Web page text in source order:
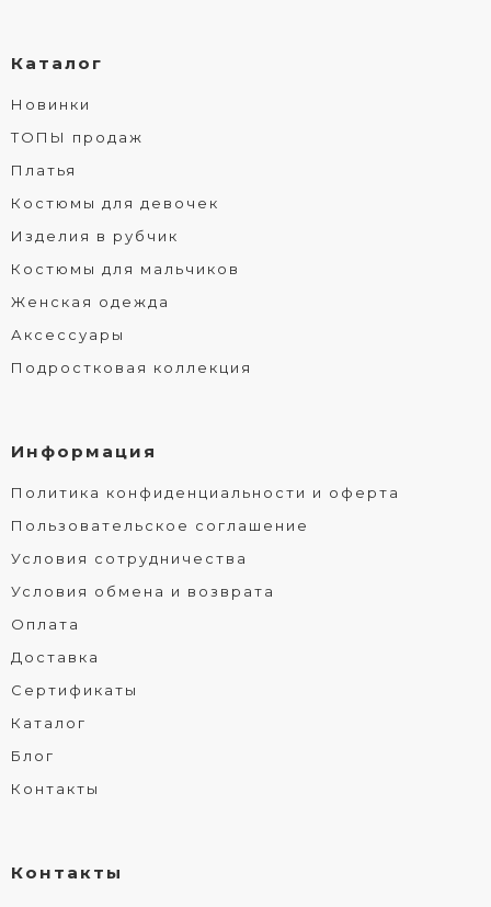
Каталог
Новинки
ТОПЫ продаж
Платья
Костюмы для девочек
Изделия в рубчик
Костюмы для мальчиков
Женская одежда
Аксессуары
Подростковая коллекция
Информация
Политика конфиденциальности и оферта
Пользовательское соглашение
Условия сотрудничества
Условия обмена и возврата
Оплата
Доставка
Сертификаты
Каталог
Блог
Контакты
Контакты